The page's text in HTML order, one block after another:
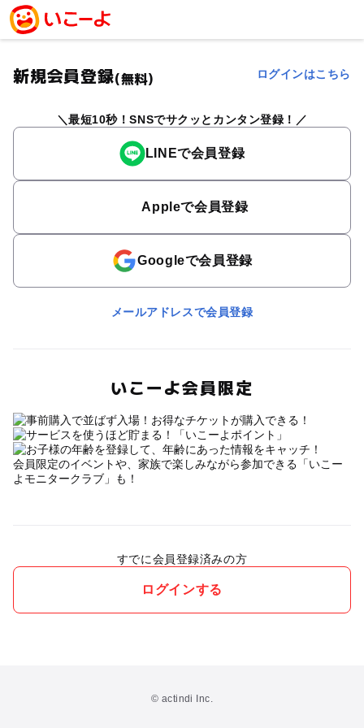
新規会員登録(無料) ログインはこちら
最短10秒！SNSでサクッとカンタン登録！
LINEで会員登録
Appleで会員登録
Googleで会員登録
メールアドレスで会員登録
いこーよ会員限定
会員限定のイベントや、家族で楽しみながら参加できる「いこー
よモニタークラブ」も！
すでに会員登録済みの方
ログインする
© actindi Inc.